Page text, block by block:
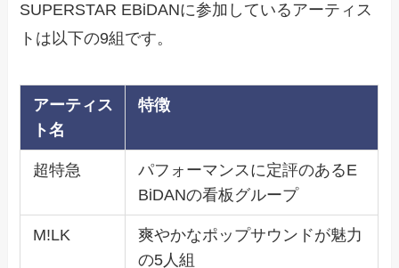
SUPERSTAR EBiDANに参加しているアーティス
トは以下の9組です。
アーティス
ト名
特徴
超特急
パフォーマンスに定評のあるE
BiDANの看板グループ
M!LK
爽やかなポップサウンドが魅力
の5人組